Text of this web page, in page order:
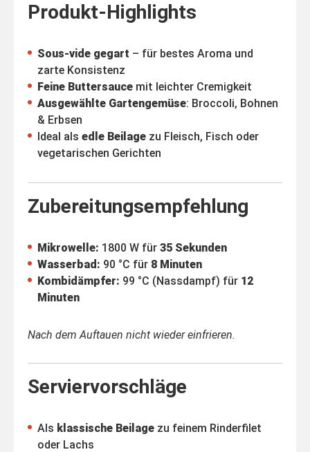
Produkt-Highlights
Sous-vide gegart – für bestes Aroma und
zarte Konsistenz
Feine Buttersauce mit leichter Cremigkeit
Ausgewählte Gartengemüse: Broccoli, Bohnen
& Erbsen
Ideal als edle Beilage zu Fleisch, Fisch oder
vegetarischen Gerichten
Zubereitungsempfehlung
Mikrowelle: 1800 W für 35 Sekunden
Wasserbad: 90 °C für 8 Minuten
Kombidämpfer: 99 °C (Nassdampf) für 12
Minuten
Nach dem Auftauen nicht wieder einfrieren.
Serviervorschläge
Als klassische Beilage zu feinem Rinderfilet
oder Lachs